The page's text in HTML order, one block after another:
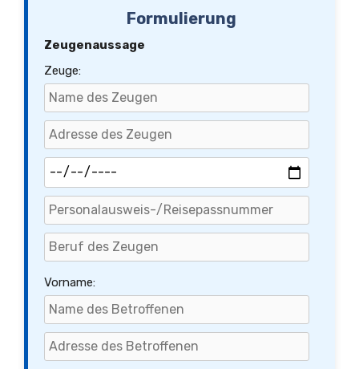
Formulierung
Zeugenaussage
Zeuge:
Vorname: